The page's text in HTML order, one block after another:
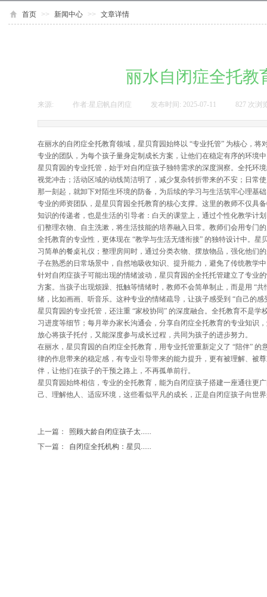
首页 >> 新闻中心 >> 文章详情
丽水自闭症全托教
来源: 作者:星启帆自闭症 发布时间: 2025-07-11 827 次浏
在丽水的自闭症全托教育领域，星贝育园始终以 “专业托管” 为核心，
专业的团队，为每个孩子量身定制成长方案，让他们在稳定有序的环境
星贝育园的专业托管，始于对自闭症孩子独特需求的深度洞察。全托环
视觉冲击；活动区域的动线简洁明了，减少复杂转折带来的不安；日常
那一刻起，就卸下对陌生环境的防备，为后续的学习与生活筑牢心理基
专业的师资团队，是星贝育园全托教育的核心支撑。这里的教师不仅具
知识的传递者，也是生活的引导者：白天的课堂上，通过个性化教学计
们整理衣物、自主洗漱，将生活技能的培养融入日常。教师们会用专门
全托教育的专业性，更体现在 “教学与生活无缝衔接” 的独特设计中。
习简单的餐桌礼仪；整理房间时，通过分类衣物、摆放物品，强化他们
子在熟悉的日常场景中，自然地吸收知识、提升能力，避免了传统教学
针对自闭症孩子可能出现的情绪波动，星贝育园的全托托管建立了专
方案。当孩子出现烦躁、抵触等情绪时，教师不会简单制止，而是用 “
绪，比如画画、听音乐。这种专业的情绪疏导，让孩子感受到 “自己的
星贝育园的专业托管，还注重 “家校协同” 的深度融合。全托教育不是
习进度等细节；每月举办家长沟通会，分享自闭症全托教育的专业知识
放心将孩子托付，又能深度参与成长过程，共同为孩子的进步努力。
在丽水，星贝育园的自闭症全托教育，用专业托管重新定义了 “陪伴”
律的作息带来的稳定感，有专业引导带来的能力提升，更有被理解、被
伴，让他们在孩子的干预之路上，不再孤单前行。
星贝育园始终相信，专业的全托教育，能为自闭症孩子搭建一座通往更
己、理解他人、适应环境，这些看似平凡的成长，正是自闭症孩子向世
上一篇：
照顾大龄自闭症孩子太......
下一篇：
自闭症全托机构：星贝......